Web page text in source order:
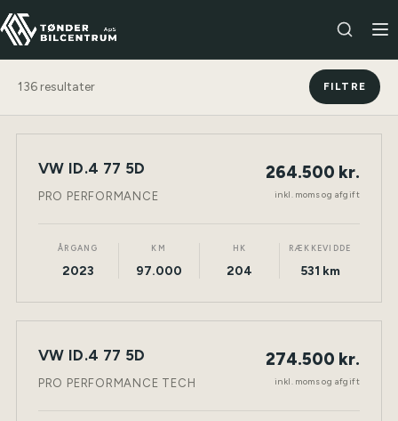
136 resultater FILTRE
NY BIL ELEKTRISK TØNDER
VW ID.4 77 5D
PRO PERFORMANCE
264.500 kr.
inkl. moms og afgift
ÅRGANG
2023
KM
97.000
HK
204
RÆKKEVIDDE
531 km
NY BIL ELEKTRISK TØNDER
VW ID.4 77 5D
PRO PERFORMANCE TECH
274.500 kr.
inkl. moms og afgift